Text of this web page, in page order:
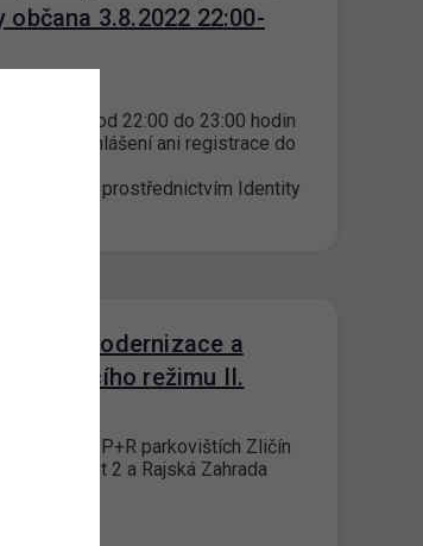
občana 3.8.2022 22:00-
v čase od 22:00 do 23:00 hodin
přihlášení ani registrace do
prostřednictvím Identity
modernizace a
parkovacího režimu II.
2022 je na P+R parkovištích Zličín
Černý Most 2 a Rajská Zahrada